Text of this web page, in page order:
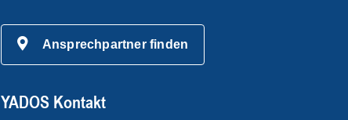
Ansprechpartner finden
YADOS Kontakt